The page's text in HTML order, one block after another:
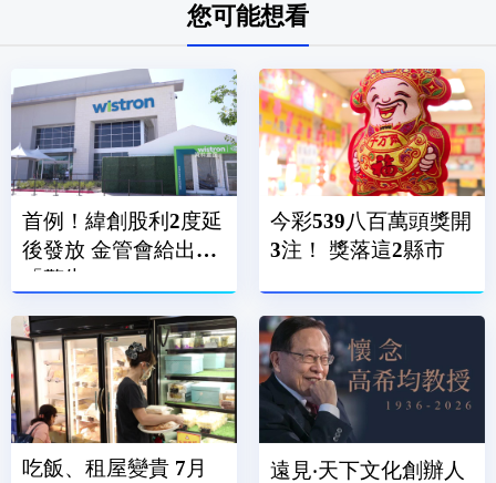
您可能想看
首例！緯創股利2度延
後發放 金管會給出
「警告」
今彩539八百萬頭獎開
3注！ 獎落這2縣市
吃飯、租屋變貴 7月
遠見‧天下文化創辦人